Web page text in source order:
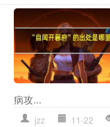
病攻...
jzz 11-22